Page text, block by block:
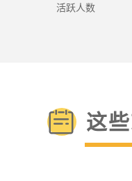
活跃人数
这